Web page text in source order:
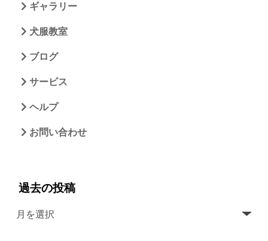
ギャラリー
犬服教室
ブログ
サービス
ヘルプ
お問い合わせ
過去の投稿